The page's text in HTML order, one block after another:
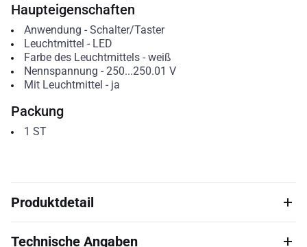
Haupteigenschaften
Anwendung - Schalter/Taster
Leuchtmittel - LED
Farbe des Leuchtmittels- weiß
Nennspannung - 250...250.01 V
Mit Leuchtmittel - ja
Packung
1 ST
Produktdetail
Technische Angaben